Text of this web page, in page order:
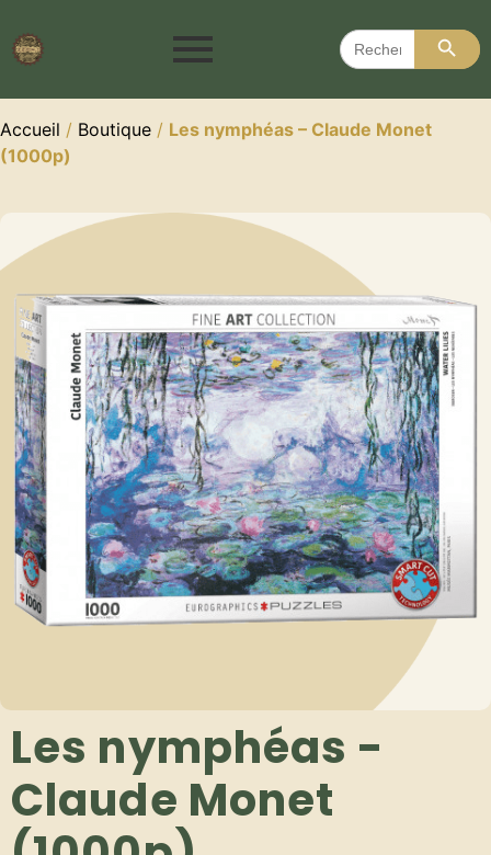
Search
for:
Search
Accueil / Boutique / Les nymphéas – Claude Monet
(1000p)
Les nymphéas -
Claude Monet